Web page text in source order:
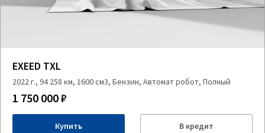
EXEED TXL
2022 г., 94 258 км, 1600 см3, Бензин, Автомат робот, Полный
1 750 000 ₽
Купить В кредит